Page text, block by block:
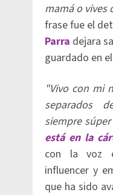
mamá o vives
frase fue el
Parra dejara
guardado en
"Vivo con mi
separados
siempre
está en la
con la voz
influencer y
que ha sido